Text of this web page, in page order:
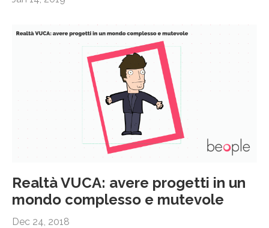
Realtà VUCA: avere progetti in un
mondo complesso e mutevole
Dec 24, 2018